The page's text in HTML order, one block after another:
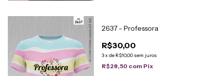
2637 - Professora
R$30,00
3x de R$10,00 sem juros
R$28,50 com Pix